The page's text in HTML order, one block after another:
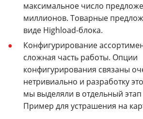
максимальное число
миллионов. Товарные
виде Highload-блока.
Конфигурирование
сложная часть работы. Опции
конфигурирования связаны
нетривиально и разработку
мы выделяли в отдельный
Пример для устрашения на